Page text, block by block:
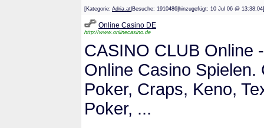
[Kategorie: Adria.at |Besuche: 1910486|hinzugefügt: 10 Jul 06 @
Online Casino DE
http://www.onlinecasino.de
CASINO CLUB Online
Online Casino
Poker, Craps, Keno,
Poker, ...